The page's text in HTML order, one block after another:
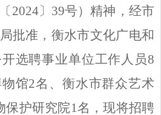
2024〕39号）精神，经市
批准，衡水市文化广电和
选聘事业单位工作人员8
馆2名、衡水市群众艺术
保护研究院1名，现将招聘